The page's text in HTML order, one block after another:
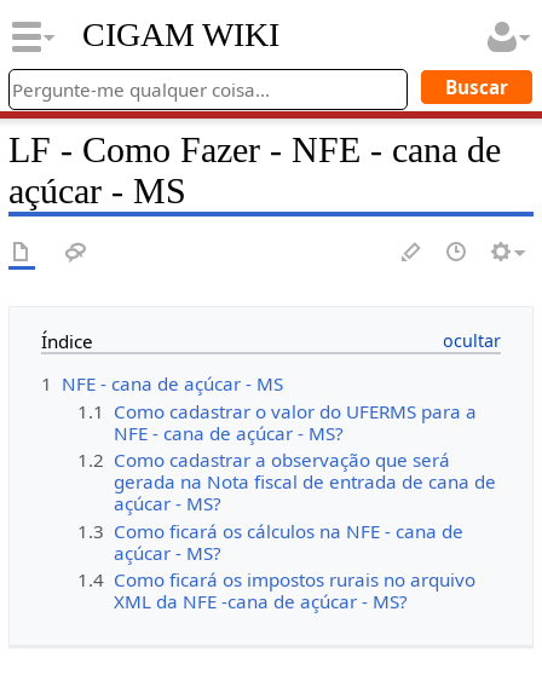
CIGAM WIKI
LF - Como Fazer - NFE - cana de
açúcar - MS
Índice
1 NFE - cana de açúcar - MS
1.1 Como cadastrar o valor do UFERMS para a
NFE - cana de açúcar - MS?
1.2 Como cadastrar a observação que será
gerada na Nota fiscal de entrada de cana de
açúcar - MS?
1.3 Como ficará os cálculos na NFE - cana de
açúcar - MS?
1.4 Como ficará os impostos rurais no arquivo
XML da NFE -cana de açúcar - MS?